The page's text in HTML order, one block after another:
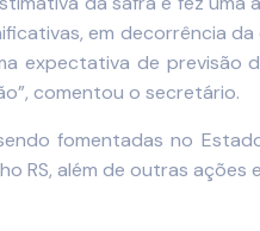
em decorrência
expectativa de
comentou o secretário.
fomentadas no
além de outras ações